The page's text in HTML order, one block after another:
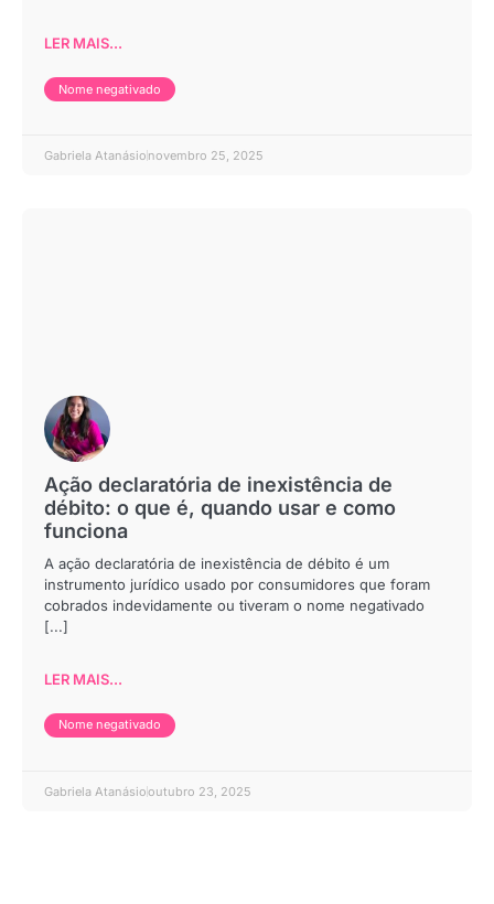
LER MAIS...
Nome negativado
Gabriela Atanásio novembro 25, 2025
Ação declaratória de inexistência de
débito: o que é, quando usar e como
funciona
A ação declaratória de inexistência de débito é um
instrumento jurídico usado por consumidores que foram
cobrados indevidamente ou tiveram o nome negativado
[...]
LER MAIS...
Nome negativado
Gabriela Atanásiooutubro 23, 2025